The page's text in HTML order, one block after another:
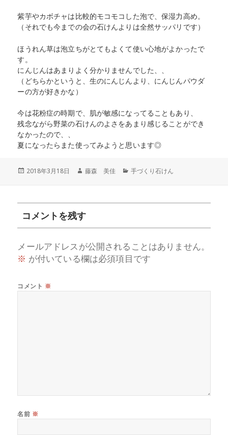
紫芋やカボチャは比較的モコモコした泡で、保湿力高め。
（それでも今までの会の石けんよりは全然サッパリです）
ほうれん草は泡立ちがとてもよくて使い心地がよかったで
す。
にんじんはあまりよく分かりませんでした、、
（どちらかというと、生のにんじんより、にんじんパウダ
ーの方が好きかな）
今は花粉症の時期で、肌が敏感になってることもあり、
残念ながら野菜の石けんのよさをあまり感じることができ
なかったので、、
夏になったらまた使ってみようと思います◎
投
2018年3月18日
作
藤森 美佳
カ
手づくり石けん
コメントを残す
メールアドレスが公開されることはありません。
※ が付いている欄は必須項目です
コメント ※
名前 ※